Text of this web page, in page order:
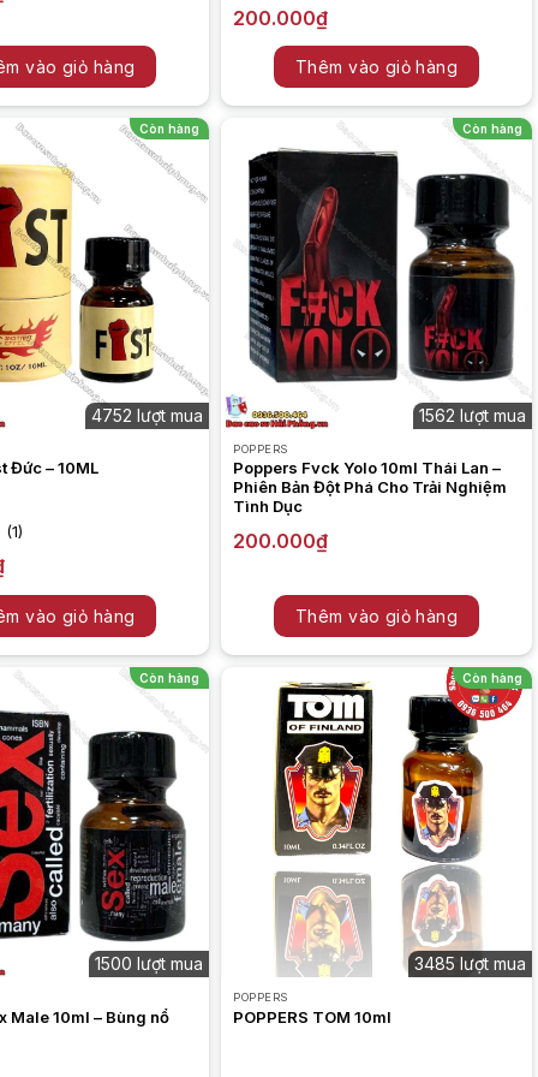
vào giỏ hàng
5.00trên 5
dựa trên
1
đánh giá
200.000₫
Thêm vào giỏ hàng
Còn hàng
4752 lượt mua
Đức – 10ML
(1)
vào giỏ hàng
Còn hàng
1562 lượt mua
POPPERS
Poppers Fvck Yolo 10ml Thái Lan –
Phiên Bản Đột Phá Cho Trải Nghiệm
Tình Dục
200.000₫
Thêm vào giỏ hàng
Còn hàng
1500 lượt mua
Male 10ml – Bùng nổ
Còn hàng
3485 lượt mua
POPPERS
POPPERS TOM 10ml